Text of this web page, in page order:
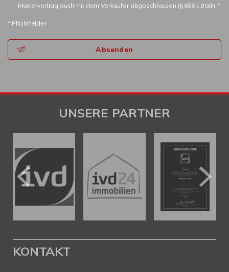
Maklervertrag auch mit dem Verkäufer abgeschlossen (§ 656 c BGB). *
* Pflichtfelder
Absenden
UNSERE PARTNER
KONTAKT